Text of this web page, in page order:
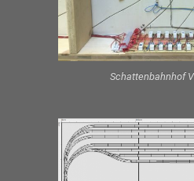
Schattenbahnhof